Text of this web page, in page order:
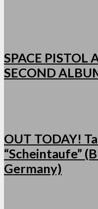
SPACE PISTOL
SECOND
OUT TODAY!
“Scheintaufe”
Germany)